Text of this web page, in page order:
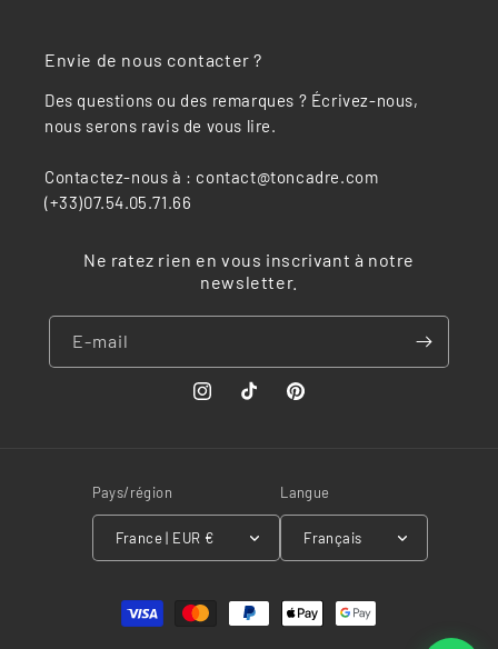
Envie de nous contacter ?
Des questions ou des remarques ? Écrivez-nous,
nous serons ravis de vous lire.
Contactez-nous à : contact@toncadre.com
(+33)07.54.05.71.66
Ne ratez rien en vous inscrivant à notre
newsletter.
E-mail
InstagramTikTok Pinterest
Pays/région
France | EUR €
Langue
Français
de